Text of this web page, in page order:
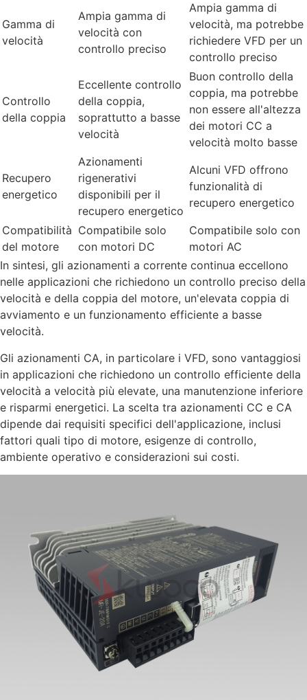
Gamma di
velocità
Ampia gamma di
velocità con
controllo preciso
Ampia gamma di
velocità, ma potrebbe
richiedere VFD per un
controllo preciso
Controllo
della coppia
Eccellente controllo
della coppia,
soprattutto a basse
velocità
Buon controllo della
coppia, ma potrebbe
non essere all'altezza
dei motori CC a
velocità molto basse
Recupero
energetico
Azionamenti
rigenerativi
disponibili per il
recupero energetico
Alcuni VFD offrono
funzionalità di
recupero energetico
Compatibilità
del motore
Compatibile solo
con motori DC
Compatibile solo con
motori AC
In sintesi, gli azionamenti a corrente continua eccellono
nelle applicazioni che richiedono un controllo preciso della
velocità e della coppia del motore, un'elevata coppia di
avviamento e un funzionamento efficiente a basse
velocità.
Gli azionamenti CA, in particolare i VFD, sono vantaggiosi
in applicazioni che richiedono un controllo efficiente della
velocità a velocità più elevate, una manutenzione inferiore
e risparmi energetici. La scelta tra azionamenti CC e CA
dipende dai requisiti specifici dell'applicazione, inclusi
fattori quali tipo di motore, esigenze di controllo,
ambiente operativo e considerazioni sui costi.